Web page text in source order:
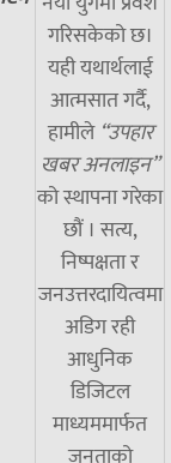
गरिसकेको छ।
यही यथार्थलाई
आत्मसात गर्दै,
हामीले “उपहार
खबर अनलाइन”
को स्थापना गरेका
छौं । सत्य,
निष्पक्षता र
जनउत्तरदायित्वमा
अडिग रही
आधुनिक
डिजिटल
माध्यममार्फत